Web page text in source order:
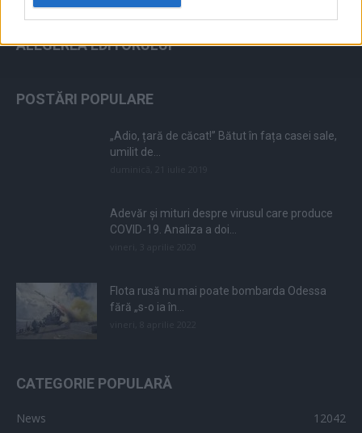
ALEGEREA EDITORULUI
POSTĂRI POPULARE
„Adio, țară de căcat!” Bătut în fața casei sale,
umilit de...
Adevăr și mituri despre virusul care produce
COVID-19. Analiza a doi...
Flota rusă nu mai poate bombarda Odessa
fără „s-o ia în...
CATEGORIE POPULARĂ
News
12042